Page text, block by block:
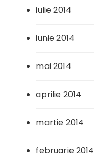
iulie 2014
iunie 2014
mai 2014
aprilie 2014
martie 2014
februarie 2014